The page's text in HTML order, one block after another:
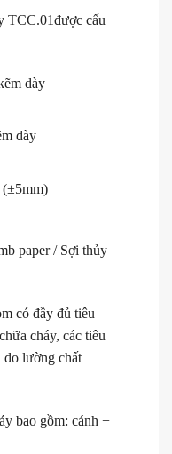
TCC.01được cấu
dày
dày
paper / Sợi thủy
có đầy đủ tiêu
cháy, các tiêu
đo lường chất
bao gồm: cánh +